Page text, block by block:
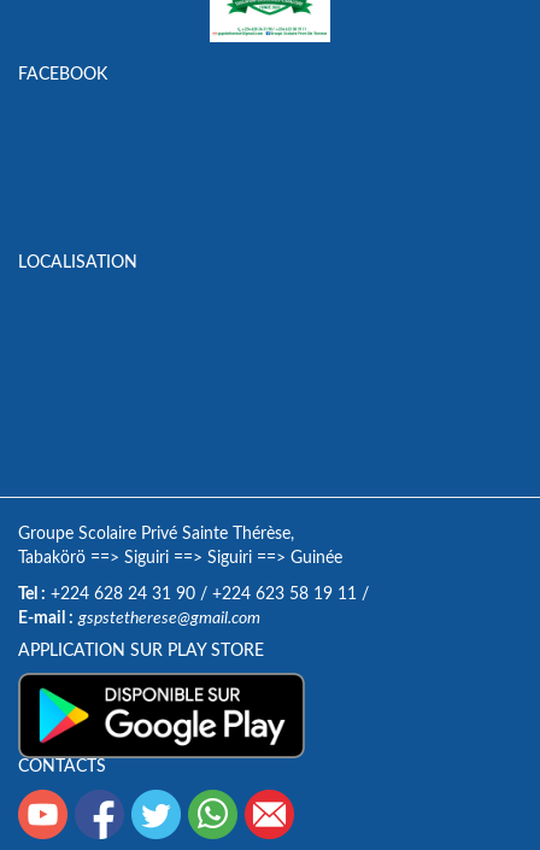
FACEBOOK
LOCALISATION
Groupe Scolaire Privé Sainte Thérèse,
Tabakörö ==> Siguiri ==> Siguiri ==> Guinée
Tel : +224 628 24 31 90 / +224 623 58 19 11 /
E-mail : gspstetherese@gmail.com
APPLICATION SUR PLAY STORE
CONTACTS